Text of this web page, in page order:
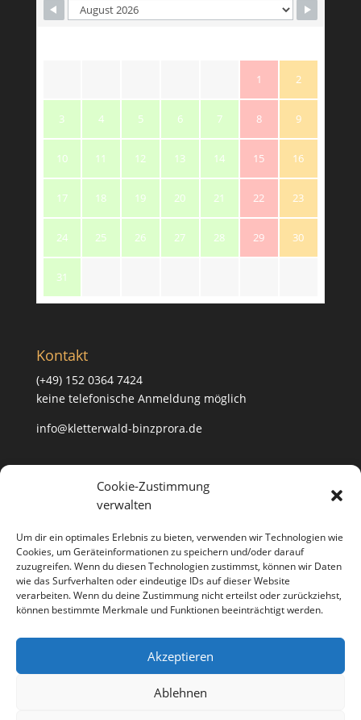
Cookie-Zustimmung
verwalten
Um dir ein optimales Erlebnis zu bieten, verwenden wir Technologien wie
Cookies, um Geräteinformationen zu speichern und/oder darauf
zuzugreifen. Wenn du diesen Technologien zustimmst, können wir Daten
wie das Surfverhalten oder eindeutige IDs auf dieser Website
verarbeiten. Wenn du deine Zustimmung nicht erteilst oder zurückziehst,
können bestimmte Merkmale und Funktionen beeinträchtigt werden.
Akzeptieren
Ablehnen
1 2
3 4 5 6 7 8 9
10 11 12 13 14 15 16
17 18 19 20 21 22 23
24 25 26 27 28 29 30
31
Kontakt
(+49) 152 0364 7424
keine telefonische Anmeldung möglich
info@kletterwald-binzprora.de
Postanschrift
Kletterwald BinzProra Uwe Häusler
18507 Klein Lehmhagen
Datenschutzerklärung
Richtlinie für Storno und Rückerstattungen